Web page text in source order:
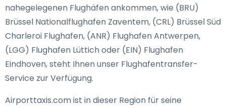
nahegelegenen Flughäfen ankommen, wie (BRU)
Brüssel Nationalflughafen Zaventem, (CRL) Brüssel Süd
Charleroi Flughafen, (ANR) Flughafen Antwerpen,
(LGG) Flughafen Lüttich oder (EIN) Flughafen
Eindhoven, steht Ihnen unser Flughafentransfer-
Service zur Verfügung.
Airporttaxis.com ist in dieser Region für seine